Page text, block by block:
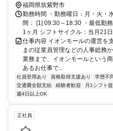
福岡県筑紫野市
勤務時間 ・勤務曜日：月・火・
間： [1] 09:30～18:30 ・最低勤
1ヶ月 シフトサイクル：当月21
仕事内容 イオンモールの運営を
まの従業員管理などの人事総務
業務まで、イオンモールという
あるお仕事で...
社員登用あり 資格取得支援あり 学歴不
交通費全額支給
経験者歓迎 月1シフト
週4日以上OK
正社員